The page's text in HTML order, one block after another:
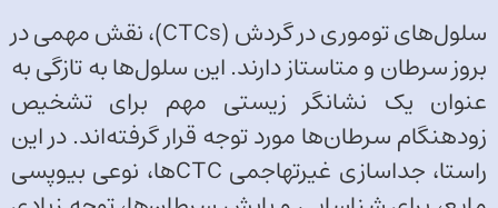
سلول‌های توموری در گردش (CTCs)، نقش مهمی در
بروز سرطان و متاستاز دارند. این سلول‌ها به تازگی به
عنوان یک نشانگر زیستی مهم برای تشخیص
زودهنگام سرطان‌ها مورد توجه قرار گرفته‌اند. در این
راستا، جداسازی غیرتهاجمی CTCها، نوعی بیوپسی